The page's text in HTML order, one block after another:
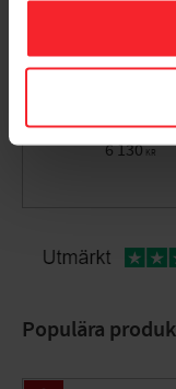
LK PAL
A40x3,5mm
6 130 KR
Populära